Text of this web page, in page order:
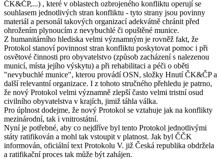
ČK&ČP,...) , které v oblastech ozbrojeného konfliktu operují se
souhlasem jednotlivých stran konfliktu - tyto strany jsou povinny
materiál a personál takových organizací adekvátně chránit před
ohrožením plynoucím z nevybuchlé či opuštěné munice.
Z humanitárního hlediska velmi významným je rovněž fakt, že
Protokol stanoví povinnost stran konfliktu poskytovat pomoc i při
osvětové činnosti pro obyvatelstvo (způsob zacházení s nalezenou
municí, místa jejího výskytu) a při rehabilitaci a péči o oběti
"nevybuchlé munice", kterou provádí OSN, složky Hnutí ČK&ČP a
další relevantní organizace. I z tohoto stručného přehledu je patrno,
že nový Protokol velmi významně zlepší často velmi tristní osud
civilního obyvatelstva v krajích, jimiž táhla válka.
Pro úplnost dodejme, že nový Protokol se vztahuje jak na konflikty
mezinárodní, tak i vnitrostátní.
Nyní je potřebné, aby co nejdříve byl tento Protokol jednotlivými
státy ratifikován a mohl tak vstoupit v platnost. Jak byl ČČK
informován, oficiální text Protokolu V. již Česká republika obdržela
a ratifikační proces tak může být zahájen.